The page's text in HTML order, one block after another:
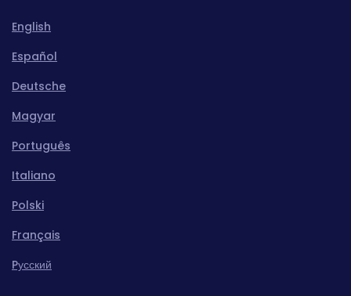
English
Español
Deutsche
Magyar
Português
Italiano
Polski
Français
Pусский